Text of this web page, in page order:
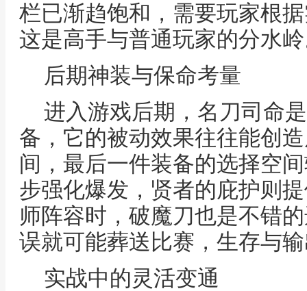
栏已渐趋饱和，需要玩家根
这是高手与普通玩家的分水
后期神装与保命考量
进入游戏后期，名刀司命
备，它的被动效果往往能创
间，最后一件装备的选择空
步强化爆发，贤者的庇护则
师阵容时，破魔刀也是不错
误就可能葬送比赛，生存与
实战中的灵活变通